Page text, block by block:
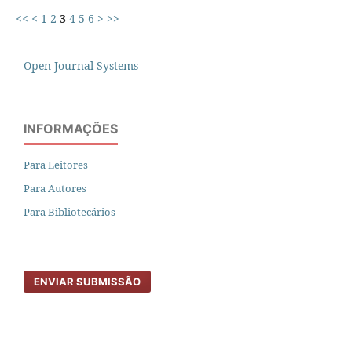
<< < 1 2 3 4 5 6 > >>
Open Journal Systems
INFORMAÇÕES
Para Leitores
Para Autores
Para Bibliotecários
ENVIAR SUBMISSÃO